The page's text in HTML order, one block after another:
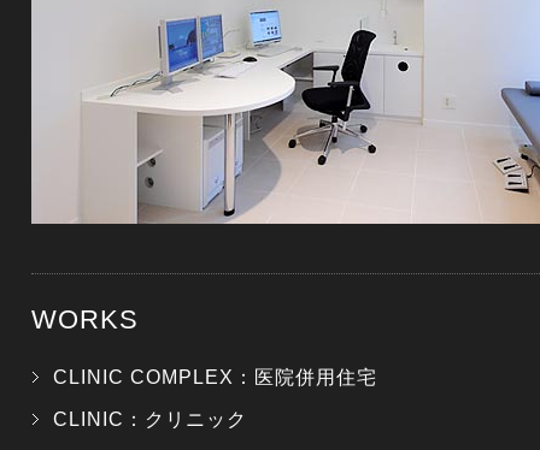
WORKS
CLINIC COMPLEX：医院併用住宅
CLINIC：クリニック